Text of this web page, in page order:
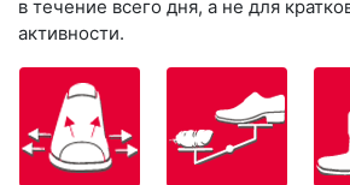
в течение всего дня, а не для
активности.